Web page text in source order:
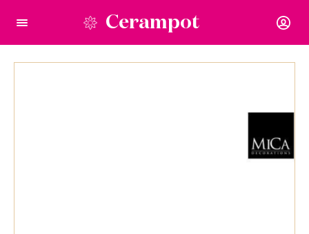
Cerampot